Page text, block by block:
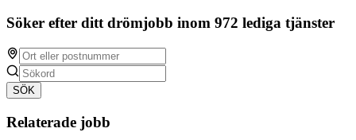
Söker efter ditt drömjobb inom 972 lediga tjänster
SÖK
Relaterade jobb